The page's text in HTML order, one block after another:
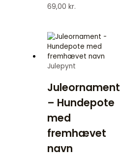
69,00kr.
Julepynt
Juleornament
– Hundepote
med
fremhævet
navn